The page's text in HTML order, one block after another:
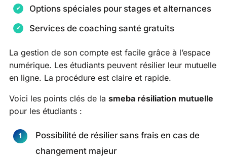
Options spéciales pour stages et alternances
Services de coaching santé gratuits
La gestion de son compte est facile grâce à l’espace
numérique. Les étudiants peuvent résilier leur mutuelle
en ligne. La procédure est claire et rapide.
Voici les points clés de la smeba résiliation mutuelle
pour les étudiants :
Possibilité de résilier sans frais en cas de
changement majeur